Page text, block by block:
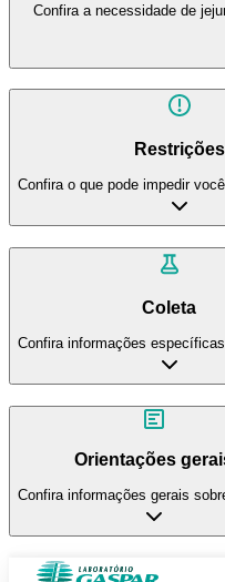
Confira a necessidade de
Restrições
Confira o que pode impedir
Coleta
Confira informações
Orientações
Confira informações gerais